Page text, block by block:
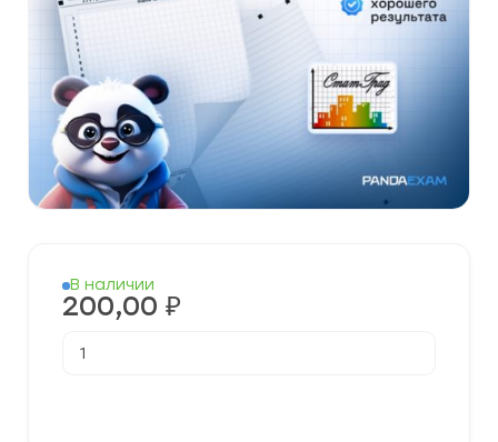
В наличии
200,00 ₽
товара